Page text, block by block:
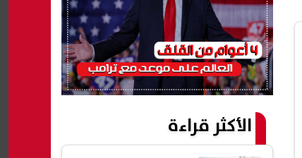
الأكثر قراءة